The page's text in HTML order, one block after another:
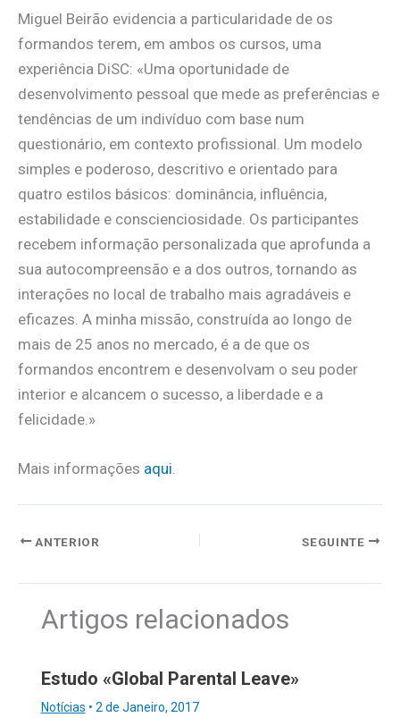
Miguel Beirão evidencia a particularidade de os
formandos terem, em ambos os cursos, uma
experiência DiSC: «Uma oportunidade de
desenvolvimento pessoal que mede as preferências e
tendências de um indivíduo com base num
questionário, em contexto profissional. Um modelo
simples e poderoso, descritivo e orientado para
quatro estilos básicos: dominância, influência,
estabilidade e conscienciosidade. Os participantes
recebem informação personalizada que aprofunda a
sua autocompreensão e a dos outros, tornando as
interações no local de trabalho mais agradáveis e
eficazes. A minha missão, construída ao longo de
mais de 25 anos no mercado, é a de que os
formandos encontrem e desenvolvam o seu poder
interior e alcancem o sucesso, a liberdade e a
felicidade.»
Mais informações aqui.
ANTERIOR SEGUINTE
Artigos relacionados
Estudo «Global Parental Leave»
Notícias • 2 de Janeiro, 2017